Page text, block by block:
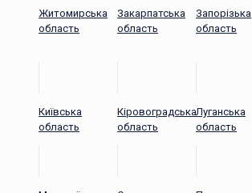
Житомирська
область
Закарпатська
область
Запорізька
область
Київська
область
Кіровоградська
область
Луганська
область